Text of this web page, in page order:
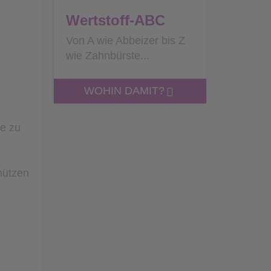
zu
Wertstoff-ABC
Von A wie Abbeizer bis Z
wie Zahnbürste...
WOHIN DAMIT?